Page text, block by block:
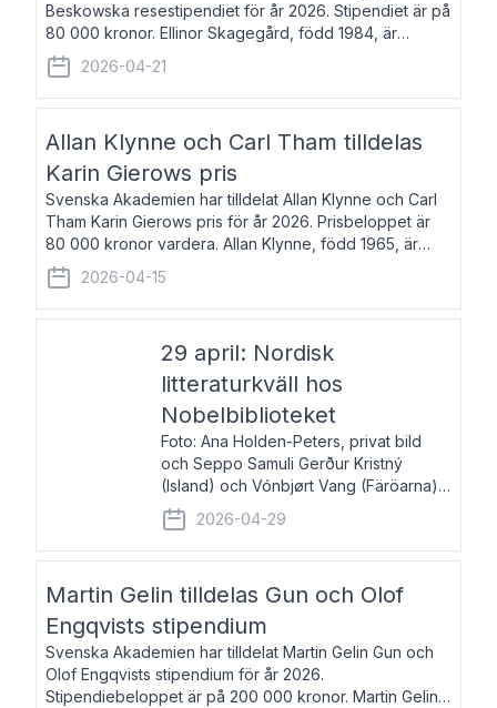
Beskowska resestipendiet för år 2026. Stipendiet är på
80 000 kronor. Ellinor Skagegård, född 1984, är
författare, journalist och musiker. Hon skriver
återkommande för Svenska Dagbladet, Ups
2026-04-21
Allan Klynne och Carl Tham tilldelas
Karin Gierows pris
Svenska Akademien har tilldelat Allan Klynne och Carl
Tham Karin Gierows pris för år 2026. Prisbeloppet är
80 000 kronor vardera. Allan Klynne, född 1965, är
arkeolog, författare, översättare och fil.dr i antikens
kultur och samhällsliv. Ut
2026-04-15
29 april: Nordisk
litteraturkväll hos
Nobelbiblioteket
Foto: Ana Holden-Peters, privat bild
och Seppo Samuli Gerður Kristný
(Island) och Vónbjørt Vang (Färöarna)
läser ur sina verk och samtalar med
John Swedenmark. De läser upp på
färöiska, isländska och svenska och
2026-04-29
Martin Gelin tilldelas Gun och Olof
Engqvists stipendium
Svenska Akademien har tilldelat Martin Gelin Gun och
Olof Engqvists stipendium för år 2026.
Stipendiebeloppet är på 200 000 kronor. Martin Gelin,